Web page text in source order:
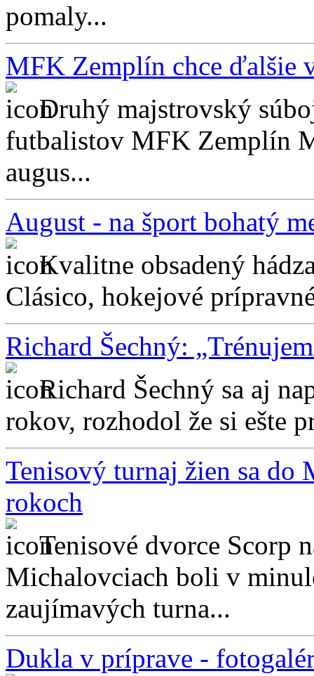
pomaly...
MFK Zemplín chce ďalšie
Druhý majstrovský
futbalistov MFK Zemplín
augus...
August - na šport bohatý
Kvalitne obsadený
Clásico, hokejové
Richard Šechný:
Richard Šechný sa aj
rokov, rozhodol že si ešte
Tenisový turnaj žien sa
rokoch
Tenisové dvorce Scorp
Michalovciach boli v
zaujímavých turna...
Dukla v príprave -